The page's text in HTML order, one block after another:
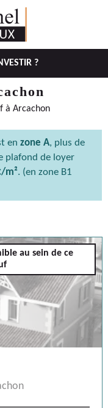
?
à Arcachon
en zone A, plus de
plafond de loyer
m². (en zone B1
au sein de ce